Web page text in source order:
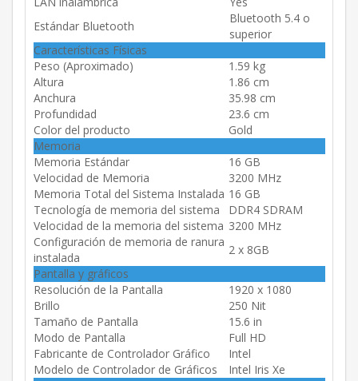
Estándar Bluetooth
Bluetooth 5.4 o
superior
Características Físicas
Peso (Aproximado)
1.59 kg
Altura
1.86 cm
Anchura
35.98 cm
Profundidad
23.6 cm
Color del producto
Gold
Memoria
Memoria Estándar
16 GB
Velocidad de Memoria
3200 MHz
Memoria Total del Sistema Instalada 16 GB
Tecnología de memoria del sistema
DDR4 SDRAM
Velocidad de la memoria del sistema 3200 MHz
Configuración de memoria de ranura
instalada
2 x 8GB
Pantalla y gráficos
Resolución de la Pantalla
1920 x 1080
Brillo
250 Nit
Tamaño de Pantalla
15.6 in
Modo de Pantalla
Full HD
Fabricante de Controlador Gráfico
Intel
Modelo de Controlador de Gráficos
Intel Iris Xe